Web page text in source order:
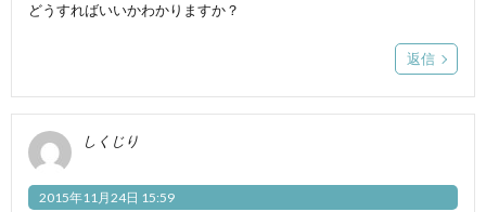
どうすればいいかわかりますか？
返信
しくじり
2015年11月24日 15:59